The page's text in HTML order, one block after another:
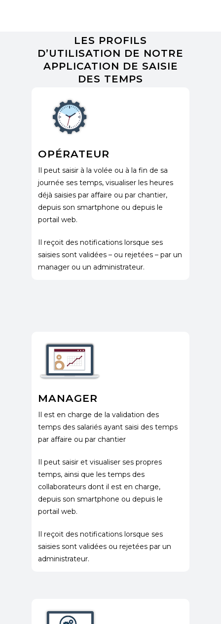
LES PROFILS
D’UTILISATION DE NOTRE
APPLICATION DE SAISIE
DES TEMPS
OPÉRATEUR
​Il peut saisir à la volée ou à la fin de sa
journée ses temps, visualiser les heures
déjà saisies par affaire ou par chantier,
depuis son smartphone ou depuis le
portail web.
​Il reçoit des notifications lorsque ses
saisies sont validées – ou rejetées – par un
manager ou un administrateur.
MANAGER
Il est en charge de la validation des
temps des salariés ayant saisi des temps
par affaire ou par chantier
​Il peut saisir et visualiser ses propres
temps, ainsi que les temps des
collaborateurs dont il est en charge,
depuis son smartphone ou depuis le
portail web.
​Il reçoit des notifications lorsque ses
saisies sont validées ou rejetées par un
administrateur.